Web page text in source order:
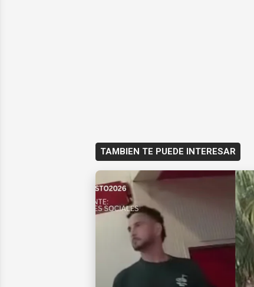
TAMBIEN TE PUEDE INTERESAR